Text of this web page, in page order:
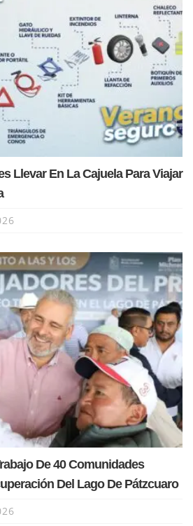
Llevar En La Cajuela Para Viajar
De 40 Comunidades
Del Lago De Pátzcuaro